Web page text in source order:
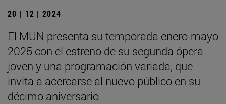
20 | 12 | 2024
El MUN presenta su temporada enero-mayo
2025 con el estreno de su segunda ópera
joven y una programación variada, que
invita a acercarse al nuevo público en su
décimo aniversario